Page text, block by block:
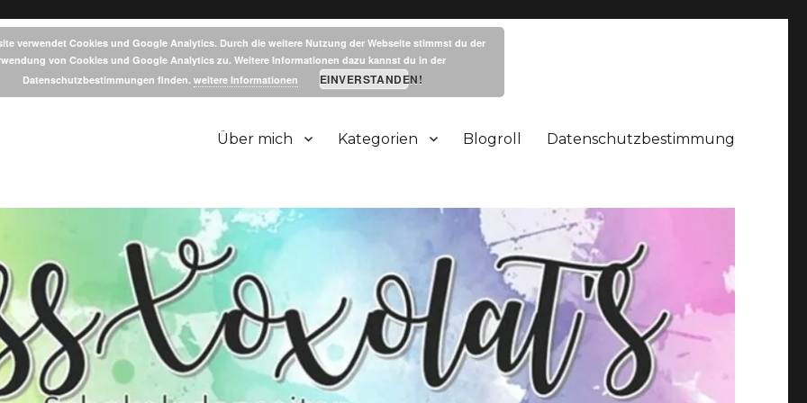
Über mich Kategorien Blogroll Datenschutzbestimmung
verwendet Cookies und Google Analytics. Durch die weitere Nutzung der Webseite stimmst du der
von Cookies und Google Analytics zu. Weitere Informationen dazu kannst du in der
Datenschutzbestimmungen finden. weitere Informationen EINVERSTANDEN!